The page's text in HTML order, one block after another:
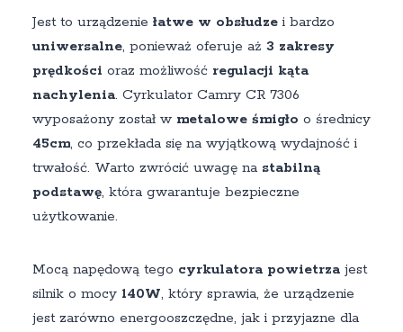
Jest to urządzenie łatwe w obsłudzei bardzo
uniwersalne, ponieważ oferuje aż 3 zakresy
prędkości oraz możliwość regulacji kąta
nachylenia. Cyrkulator Camry CR 7306
wyposażony został w metalowe śmigło o średnicy
45cm, co przekłada się na wyjątkową wydajność i
trwałość. Warto zwrócić uwagę na stabilną
podstawę, która gwarantuje bezpieczne
użytkowanie.
Mocą napędową tego cyrkulatora powietrzajest
silnik o mocy 140W, który sprawia, że urządzenie
jest zarówno energooszczędne, jak i przyjazne dla